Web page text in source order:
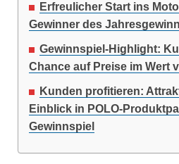
Erfreulicher Start ins
Gewinner des
Gewinnspiel-Highlight:
Chance auf Preise im Wert
Kunden profitieren:
Einblick in POLO-
Gewinnspiel